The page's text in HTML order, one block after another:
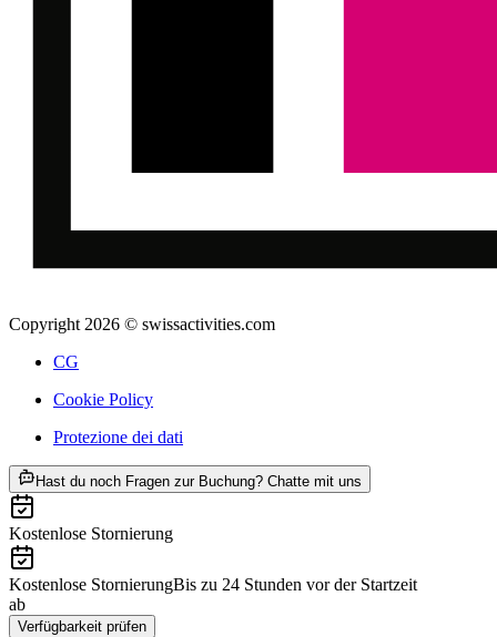
Copyright 2026 © swissactivities.com
CG
Cookie Policy
Protezione dei dati
Hast du noch Fragen zur Buchung? Chatte mit uns
Kostenlose Stornierung
Kostenlose StornierungBis zu 24 Stunden vor der Startzeit
ab
Verfügbarkeit prüfen